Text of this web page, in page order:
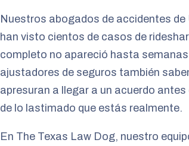
Nuestros abogados de accidentes de
han visto cientos de casos de
completo no apareció hasta
ajustadores de seguros también
apresuran a llegar a un acuerdo
de lo lastimado que estás realmente.
En The Texas Law Dog, nuestro